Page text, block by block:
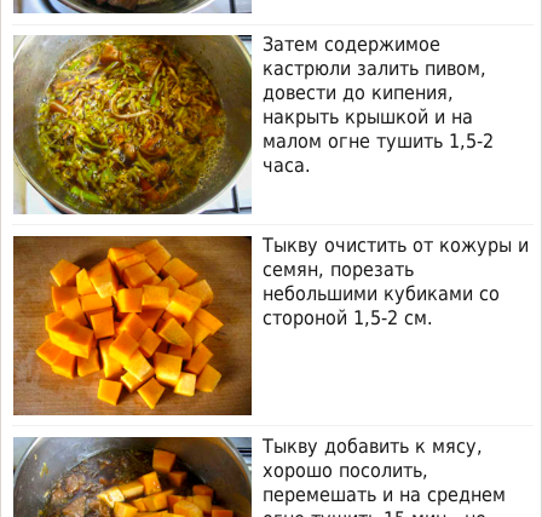
Затем содержимое
кастрюли залить пивом,
довести до кипения,
накрыть крышкой и на
малом огне тушить 1,5-2
часа.
Тыкву очистить от кожуры и
семян, порезать
небольшими кубиками со
стороной 1,5-2 см.
Тыкву добавить к мясу,
хорошо посолить,
перемешать и на среднем